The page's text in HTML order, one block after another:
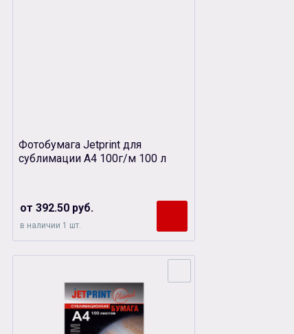
Фотобумага Jetprint для
сублимации А4 100г/м 100 л
от 392.50 руб.
в наличии 1 шт.